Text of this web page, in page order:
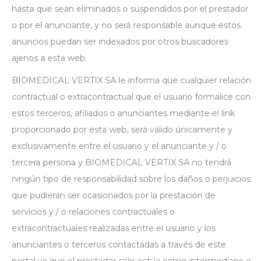
hasta que sean eliminados o suspendidos por el prestador
o por el anunciante, y no será responsable aunque estos
anuncios puedan ser indexados por otros buscadores
ajenos a esta web.
BIOMEDICAL VERTIX SA le informa que cualquier relación
contractual o extracontractual que el usuario formalice con
estos terceros, afiliados o anunciantes mediante el link
proporcionado por esta web, será válido únicamente y
exclusivamente entre el usuario y el anunciante y / o
tercera persona y BIOMEDICAL VERTIX SA no tendrá
ningún tipo de responsabilidad sobre los daños o perjuicios
que pudieran ser ocasionados por la prestación de
servicios y / o relaciones contractuales o
extracontractuales realizadas entre el usuario y los
anunciantes o terceros contactadas a través de este